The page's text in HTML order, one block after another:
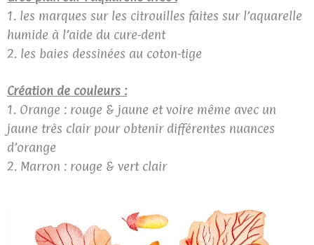
1. les marques sur les citrouilles faites sur l’aquarelle
humide à l’aide du cure-dent
2. les baies dessinées au coton-tige
Création de couleurs :
1. Orange : rouge & jaune et voire même avec un
jaune très clair pour obtenir différentes nuances
d’orange
2. Marron : rouge & vert clair